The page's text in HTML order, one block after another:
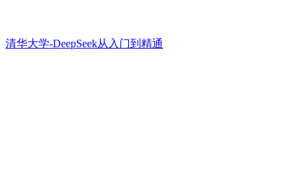
清华大学-DeepSeek从入门到精通